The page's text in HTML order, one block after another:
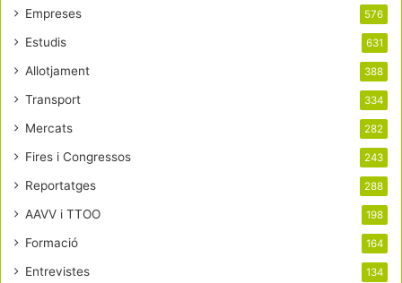
Empreses 576
Estudis 631
Allotjament 388
Transport 334
Mercats 282
Fires i Congressos 243
Reportatges 288
AAVV i TTOO 198
Formació 164
Entrevistes 134